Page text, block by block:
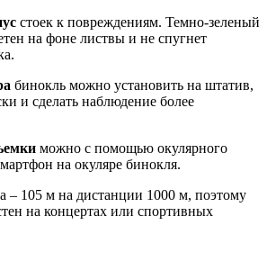
стоек к повреждениям. Темно-зеленый
на фоне листвы и не спугнет
бинокль можно установить на штатив,
и сделать наблюдение более
можно с помощью окулярного
на окуляре бинокля.
– 105 м на дистанции 1000 м, поэтому
на концертах или спортивных